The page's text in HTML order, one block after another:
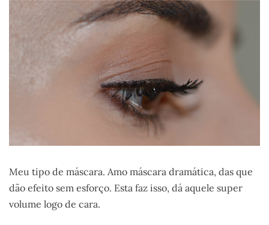
Meu tipo de máscara. Amo máscara dramática, das que
dão efeito sem esforço. Esta faz isso, dá aquele super
volume logo de cara.